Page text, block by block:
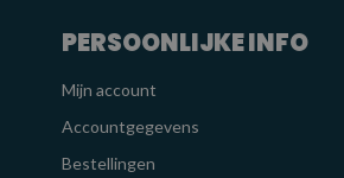
PERSOONLIJKE INFO
Mijn account
Accountgegevens
Bestellingen